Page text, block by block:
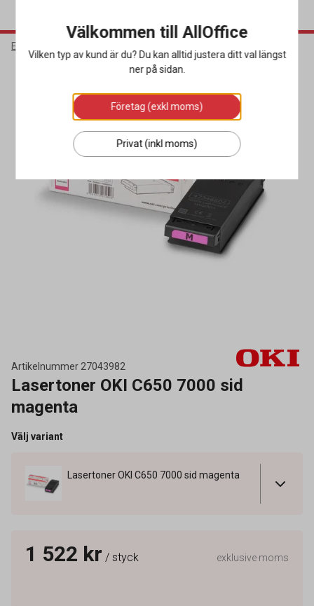
Elektronik
Artikelnummer 27043982
Lasertoner OKI C650 7000 sid
magenta
Välj variant
Lasertoner OKI C650 7000 sid magenta
1 522 kr / styck exklusive moms
Välkommen till AllOffice
Vilken typ av kund är du? Du kan alltid justera ditt val längst
ner på sidan.
Företag (exkl moms)
Privat (inkl moms)